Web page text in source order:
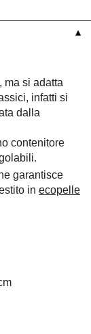
▼
ma si adatta
infatti si
dalla
contenitore
garantisce
in ecopelle